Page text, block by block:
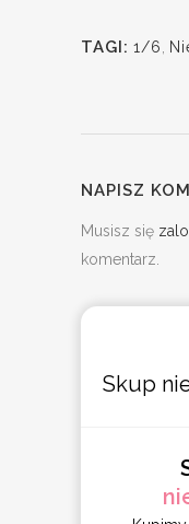
TAGI: 1/6
NAPISZ
Musisz się
komentarz.
Skup